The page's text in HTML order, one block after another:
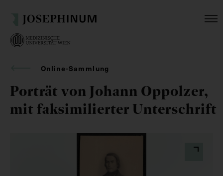
Online-Sammlung
Porträt von Johann Oppolzer,
mit faksimilierter Unterschrift